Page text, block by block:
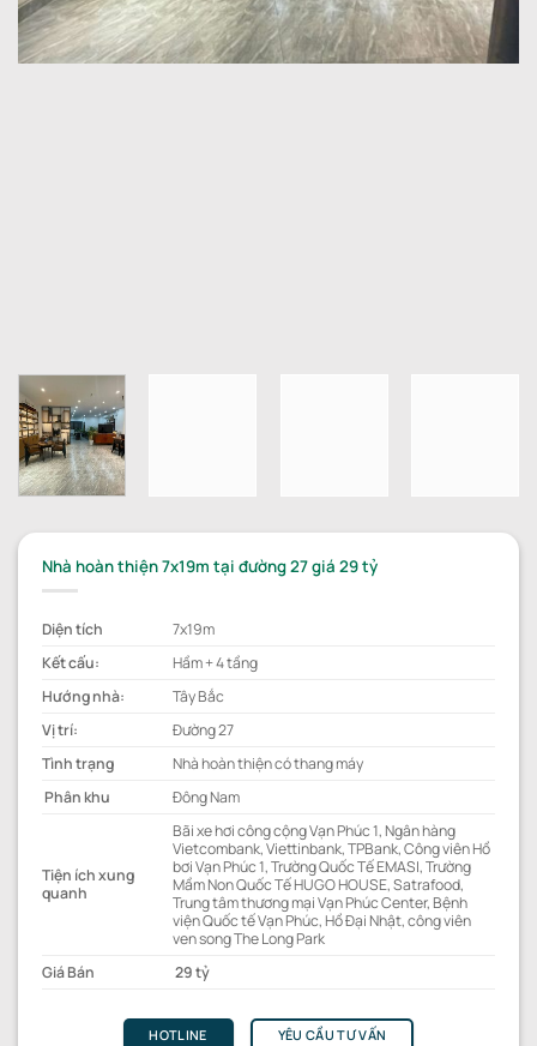
Nhà hoàn thiện 7x19m tại đường 27 giá 29 tỷ
Diện tích
7x19m
Kết cấu:
Hầm + 4 tầng
Hướng nhà:
Tây Bắc
Vị trí:
Đường 27
Tình trạng
Nhà hoàn thiện có thang máy
Phân khu
Đông Nam
Tiện ích xung
quanh
Bãi xe hơi công cộng Vạn Phúc 1, Ngân hàng
Vietcombank, Viettinbank, TPBank, Công viên Hồ
bơi Vạn Phúc 1, Trường Quốc Tế EMASI, Trường
Mầm Non Quốc Tế HUGO HOUSE, Satrafood,
Trung tâm thương mại Vạn Phúc Center, Bệnh
viện Quốc tế Vạn Phúc, Hồ Đại Nhật, công viên
ven song The Long Park
Giá Bán
29 tỷ
HOTLINE YÊU CẦU TƯ VẤN